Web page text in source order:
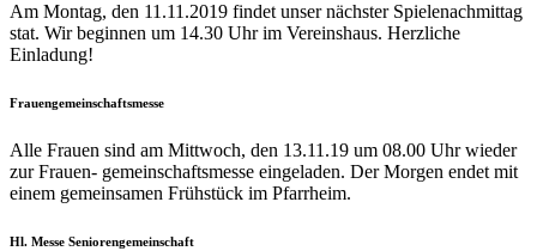
Am Montag, den 11.11.2019 findet unser nächster Spielenachmittag
stat. Wir beginnen um 14.30 Uhr im Vereinshaus. Herzliche
Einladung!
Frauengemeinschaftsmesse
Alle Frauen sind am Mittwoch, den 13.11.19 um 08.00 Uhr wieder
zur Frauen- gemeinschaftsmesse eingeladen. Der Morgen endet mit
einem gemeinsamen Frühstück im Pfarrheim.
Hl. Messe Seniorengemeinschaft